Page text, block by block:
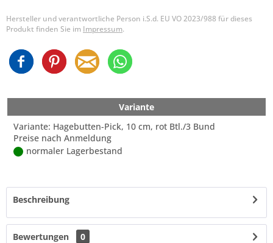
Hersteller und verantwortliche Person i.S.d. EU VO 2023/988 für dieses
Produkt finden Sie im Impressum.
Variante
Variante: Hagebutten-Pick, 10 cm, rot Btl./3 Bund
Preise nach Anmeldung
normaler Lagerbestand
Beschreibung
Bewertungen
0